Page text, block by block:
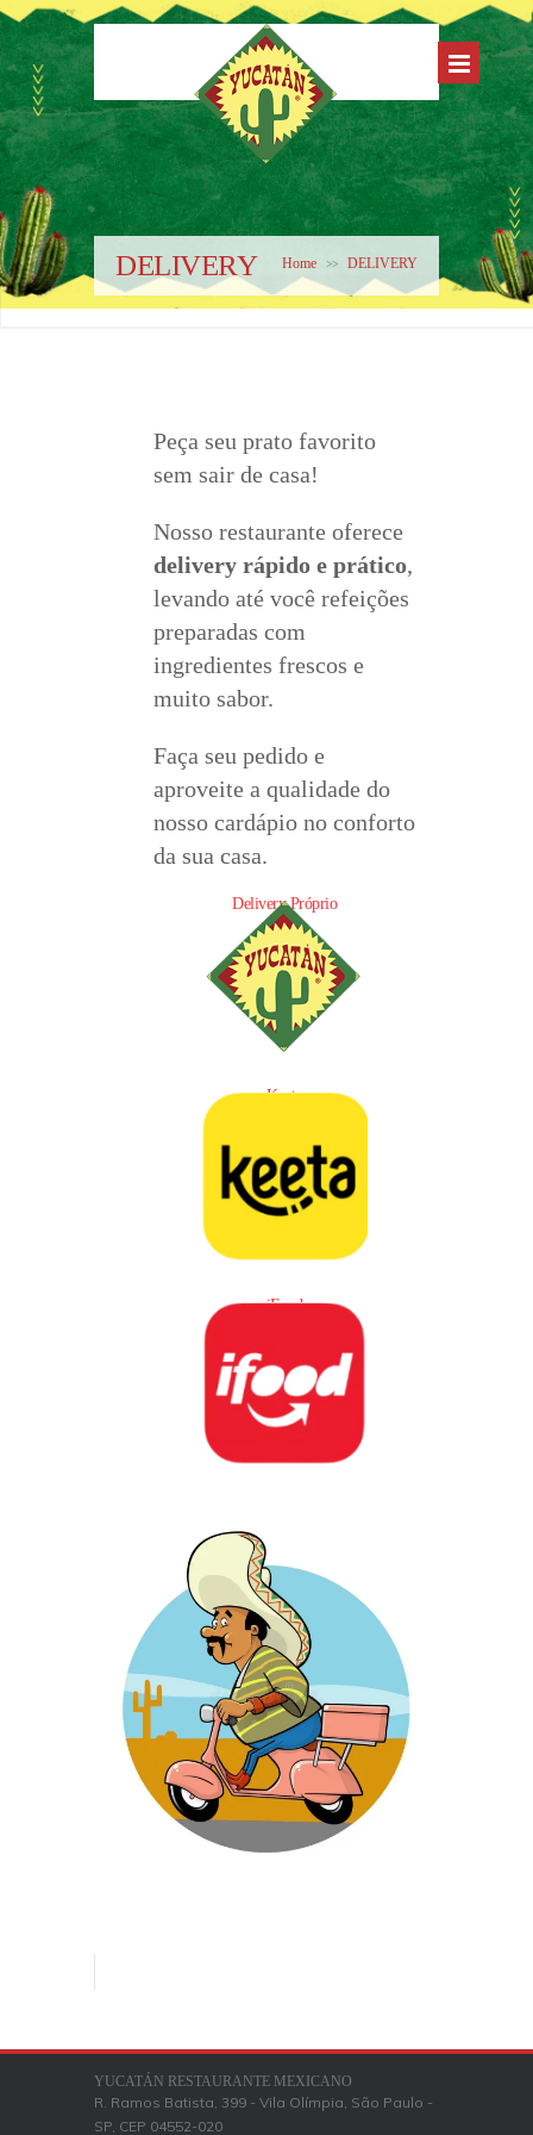
DELIVERY Home >> DELIVERY
Peça seu prato favorito
sem sair de casa!
Nosso restaurante oferece
delivery rápido e prático,
levando até você refeições
preparadas com
ingredientes frescos e
muito sabor.
Faça seu pedido e
aproveite a qualidade do
nosso cardápio no conforto
da sua casa.
Delivery Próprio
Keeta
iFood
YUCATÁN RESTAURANTE MEXICANO
R. Ramos Batista, 399 - Vila Olímpia, São Paulo -
SP, CEP 04552-020